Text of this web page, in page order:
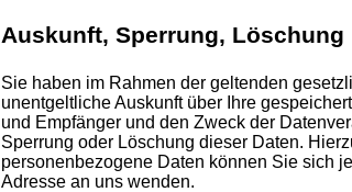
Auskunft, Sperrung, Löschung
Sie haben im Rahmen der geltenden
unentgeltliche Auskunft über Ihre
und Empfänger und den Zweck der
Sperrung oder Löschung dieser Daten.
personenbezogene Daten können Sie sich
Adresse an uns wenden.